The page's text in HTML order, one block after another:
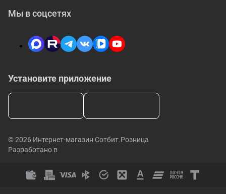
Установите приложение
Мы в соцсетях
© 2026 Интернет-магазин Сотбит.Розница
Разработано в